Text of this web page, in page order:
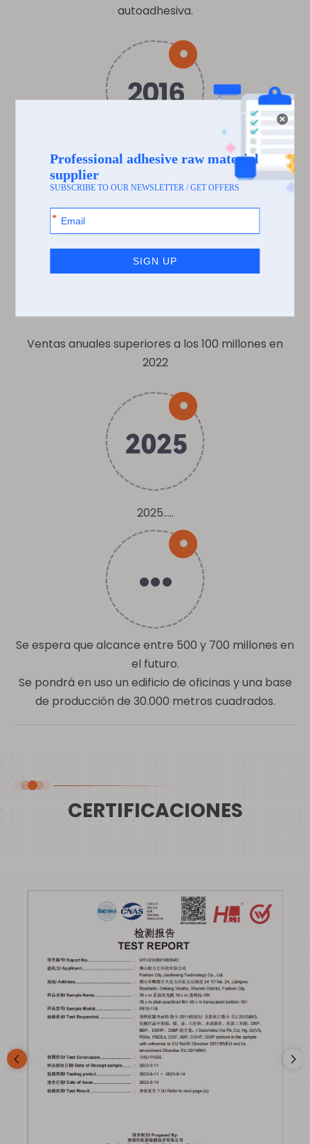
autoadhesiva.
Fábrica establecida en 2016, dedicada al
autocomercio y ventas.
Ventas anuales superiores a los 100 millones en
2022
2025.....
Se espera que alcance entre 500 y 700 millones en
el futuro.
Se pondrá en uso un edificio de oficinas y una base
de producción de 30.000 metros cuadrados.
CERTIFICACIONES